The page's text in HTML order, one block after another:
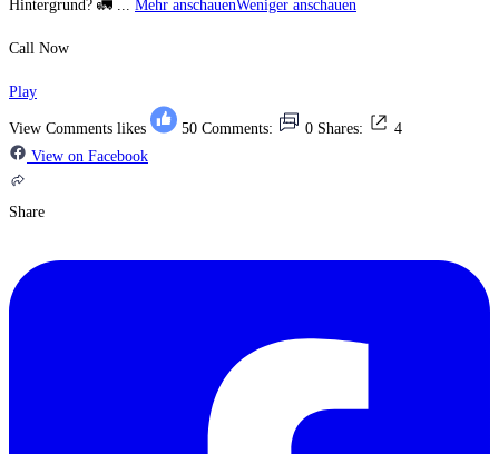
Hintergrund? 🚛
Mehr anschauenWeniger anschauen
Call Now
Play
View Comments likes 50 Comments: 0 Shares:
4
View on Facebook
Share